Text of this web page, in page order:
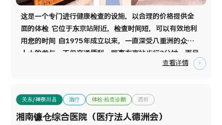
按检查・术式・
治疗方法搜索
搜索美容医疗
面向医疗机构
这是一个专门进行健康检查的设施，以合理的价格提供全
面的体检 它位于东京站附近，检查时间短，可以有效地利
用您的时间 自1975年成立以来，一直深受八重洲的众多
人士的参与。不仅交通便利，距离东京站步行3分钟，而且
相当于两天一夜体检项目只需半天就可以完成，所以体检
可以让您安心接受体检。全体工作人员将期待为您的服
务。
查看详情
关东/神奈川县 治疗 体检·检查诊断 透析
湘南镰仓综合医院（医疗法人德洲会）